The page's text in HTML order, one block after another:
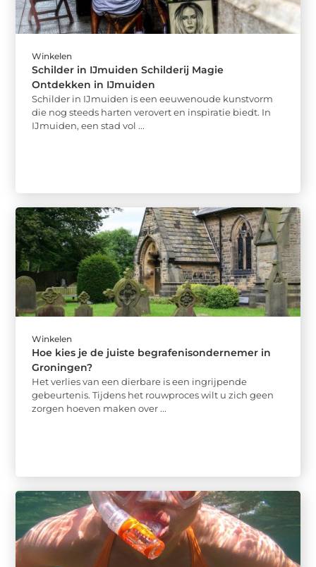
Winkelen
Schilder in IJmuiden Schilderij Magie
Ontdekken in IJmuiden
Schilder in IJmuiden is een eeuwenoude kunstvorm
die nog steeds harten verovert en inspiratie biedt. In
IJmuiden, een stad vol ...
Winkelen
Hoe kies je de juiste begrafenisondernemer in
Groningen?
Het verlies van een dierbare is een ingrijpende
gebeurtenis. Tijdens het rouwproces wilt u zich geen
zorgen hoeven maken over ...